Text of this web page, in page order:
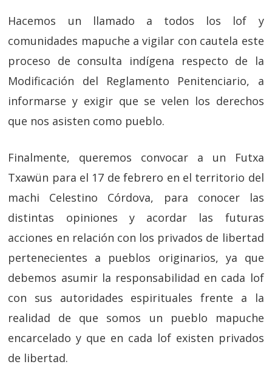
Hacemos un llamado a todos los lof y
comunidades mapuche a vigilar con cautela este
proceso de consulta indígena respecto de la
Modificación del Reglamento Penitenciario, a
informarse y exigir que se velen los derechos
que nos asisten como pueblo.
Finalmente, queremos convocar a un Futxa
Txawün para el 17 de febrero en el territorio del
machi Celestino Córdova, para conocer las
distintas opiniones y acordar las futuras
acciones en relación con los privados de libertad
pertenecientes a pueblos originarios, ya que
debemos asumir la responsabilidad en cada lof
con sus autoridades espirituales frente a la
realidad de que somos un pueblo mapuche
encarcelado y que en cada lof existen privados
de libertad.